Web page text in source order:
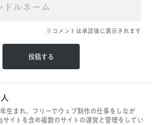
※コメントは承認後に表示されます
生まれ。フリーでウェブ制作の仕事をしなが
サイトを含め複数のサイトの運営と管理をしてい